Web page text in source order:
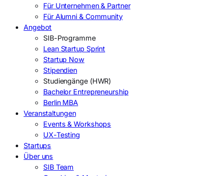
Für Unternehmen & Partner
Für Alumni & Community
Angebot
SIB-Programme
Lean Startup Sprint
Startup Now
Stipendien
Studiengänge (HWR)
Bachelor Entrepreneurship
Berlin MBA
Veranstaltungen
Events & Workshops
UX-Testing
Startups
Über uns
SIB Team